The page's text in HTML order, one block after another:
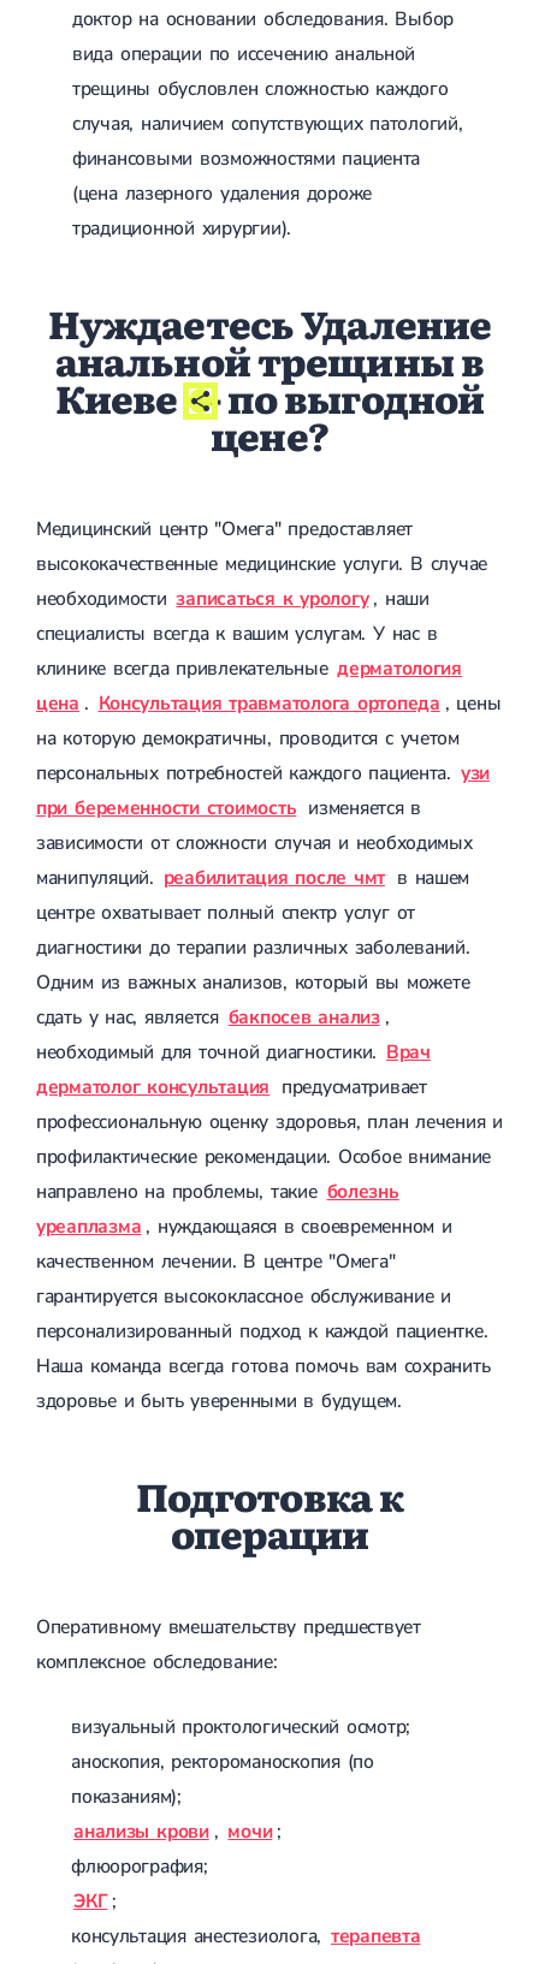
Массаж
доктор на основании обследования. Выбор
вида операции по иссечению анальной
трещины обусловлен сложностью каждого
случая, наличием сопутствующих патологий,
финансовыми возможностями пациента
(цена лазерного удаления дороже
традиционной хирургии).
Нуждаетесь Удаление
анальной трещины в
Киеве - по выгодной
цене?
Медицинский центр "Омега" предоставляет
высококачественные медицинские услуги. В случае
необходимости записаться к урологу , наши
специалисты всегда к вашим услугам. У нас в
клинике всегда привлекательные дерматология
цена . Консультация травматолога ортопеда , цены
на которую демократичны, проводится с учетом
персональных потребностей каждого пациента. узи
при беременности стоимость изменяется в
зависимости от сложности случая и необходимых
манипуляций. реабилитация после чмт в нашем
центре охватывает полный спектр услуг от
диагностики до терапии различных заболеваний.
Одним из важных анализов, который вы можете
сдать у нас, является бакпосев анализ ,
необходимый для точной диагностики. Врач
дерматолог консультация предусматривает
профессиональную оценку здоровья, план лечения и
профилактические рекомендации. Особое внимание
направлено на проблемы, такие болезнь
уреаплазма , нуждающаяся в своевременном и
качественном лечении. В центре "Омега"
гарантируется высококлассное обслуживание и
персонализированный подход к каждой пациентке.
Наша команда всегда готова помочь вам сохранить
здоровье и быть уверенными в будущем.
Подготовка к
операции
Оперативному вмешательству предшествует
комплексное обследование:
визуальный проктологический осмотр;
аноскопия, ректороманоскопия (по
показаниям);
анализы крови , мочи ;
флюорография;
ЭКГ ;
консультация анестезиолога, терапевта